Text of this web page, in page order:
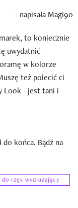
- napisała Magi90
to koniecznie
uwydatnić
w kolorze
też polecić ci
Look - jest tani i
do końca. Bądź na
rzęs wydłużający